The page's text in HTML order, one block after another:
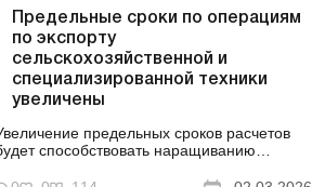
Предельные сроки по операциям
по экспорту
сельскохозяйственной и
специализированной техники
увеличены
предельных сроков расчетов
способствовать наращиванию